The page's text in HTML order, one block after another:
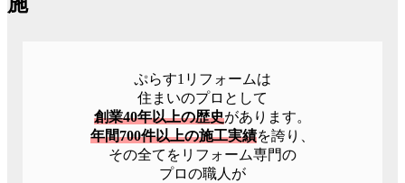
ぷらす1リフォームは
住まいのプロとして
創業40年以上の歴史があります。
年間700件以上の施工実績を誇り、
その全てをリフォーム専門の
プロの職人が